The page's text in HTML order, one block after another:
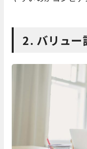
2. バリュー